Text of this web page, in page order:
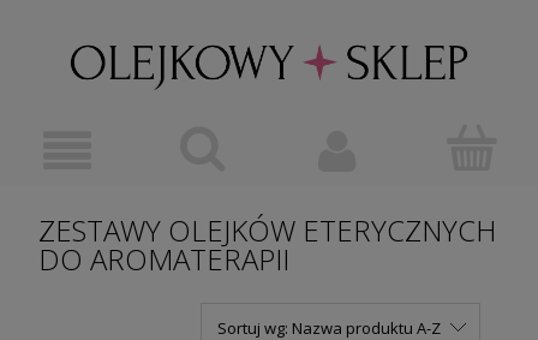
ZESTAWY OLEJKÓW ETERYCZNYCH
DO AROMATERAPII
Sortuj wg: Nazwa produktu A-Z